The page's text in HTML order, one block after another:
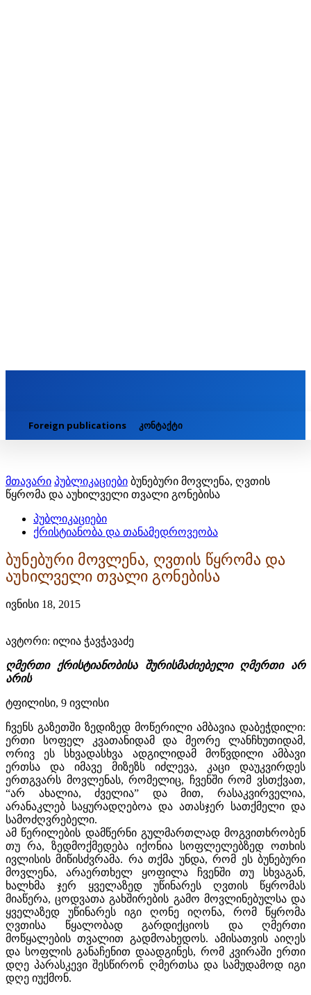
Foreign publications კონტაქტი
მთავარი პუბლიკაციები ბუნებური მოვლენა, ღვთის
წყრომა და აუხილველი თვალი გონებისა
პუბლიკაციები
ქრისტიანობა და თანამედროვეობა
ბუნებური მოვლენა, ღვთის წყრომა და
აუხილველი თვალი გონებისა
ივნისი 18, 2015
ავტორი: ილია ჭავჭავაძე
ღმერთი ქრისტიანობისა შურისმაძიებელი ღმერთი არ
არის
ტფილისი, 9 ივლისი
ჩვენს გაზეთში ზედიზედ მოწერილი ამბავია დაბეჭდილი:
ერთი სოფელ კვათანიდამ და მეორე ლანჩხუთიდამ,
ორივ ეს სხვადასხვა ადგილიდამ მოწვდილი ამბავი
ერთსა და იმავე მიზეზს იძლევა, კაცი დაუკვირდეს
ერთგვარს მოვლენას, რომელიც, ჩვენში რომ ვსთქვათ,
“არ ახალია, ძველია” და მით, რასაკვირველია,
არანაკლებ საყურადღებოა და ათასჯერ სათქმელი და
სამოძღვრებელი.
ამ წერილების დამწერნი გულმართლად მოგვითხრობენ
თუ რა, ზედმოქმედება იქონია სოფლელებზედ ოთხის
ივლისის მიწისძვრამა. რა თქმა უნდა, რომ ეს ბუნებური
მოვლენა, არაერთხელ ყოფილა ჩვენში თუ სხვაგან,
ხალხმა ჯერ ყველაზედ უწინარეს ღვთის წყრომას
მიაწერა, ცოდვათა გახშირების გამო მოვლინებულსა და
ყველაზედ უწინარეს იგი ღონე იღონა, რომ წყრომა
ღვთისა წყალობად გარდიქციოს და ღმერთი
მოწყალების თვალით გადმოახედოს. ამისათვის აიღეს
და სოფლის განაჩენით დაადგინეს, რომ კვირაში ერთი
დღე პარასკევი შესწირონ ღმერთსა და სამუდამოდ იგი
დღე იუქმონ.